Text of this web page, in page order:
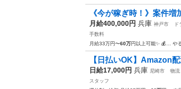
《今が稼ぎ時！》案件
月給400,000円 兵庫 神戸市
ド
手数料
月給33万円〜60万円以上可能✨ 💰… や
【日払いOK】Amazon
日給17,000円 兵庫 尼崎市
物流
スタッフ